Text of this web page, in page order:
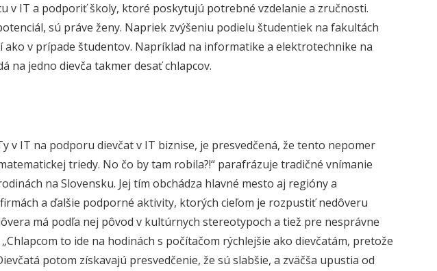
v IT a podporiť školy, ktoré poskytujú potrebné vzdelanie a zručnosti.
sú práve ženy. Napriek zvýšeniu podielu študentiek na fakultách
v prípade študentov. Napríklad na informatike a elektrotechnike na
na jedno dievča takmer desať chlapcov.
v IT na podporu dievčat v IT biznise, je presvedčená, že tento nepomer
triedy. No čo by tam robila?!“ parafrázuje tradičné vnímanie
na Slovensku. Jej tím obchádza hlavné mesto aj regióny a
a ďalšie podporné aktivity, ktorých cieľom je rozpustiť nedôveru
má podľa nej pôvod v kultúrnych stereotypoch a tiež pre nesprávne
to ide na hodinách s počítačom rýchlejšie ako dievčatám, pretože
potom získavajú presvedčenie, že sú slabšie, a zväčša upustia od